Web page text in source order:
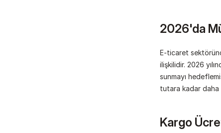
2026'da
E-ticaret
ilişkilidir. 2026
sunmayı
tutara kadar daha
Kargo